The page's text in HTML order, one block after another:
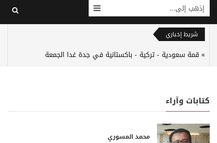
إذهب إلى...
شريط إخباري
قمة سعودية - تركية - باكستانية في جدة غدا الجمعة
كتابات وآراء
محمد المسوري